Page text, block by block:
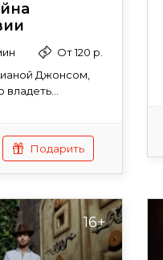
От 120 р.
Джонсом,
Подарить
16+